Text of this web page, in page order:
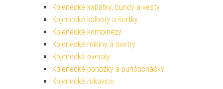
Kojenecké kabátky, bundy a vesty
Kojenecké kalhoty a šortky
Kojenecké kombinézy
Kojenecké mikiny a svetry
Kojenecké overaly
Kojenecké ponožky a punčocháčky
Kojenecké rukavice